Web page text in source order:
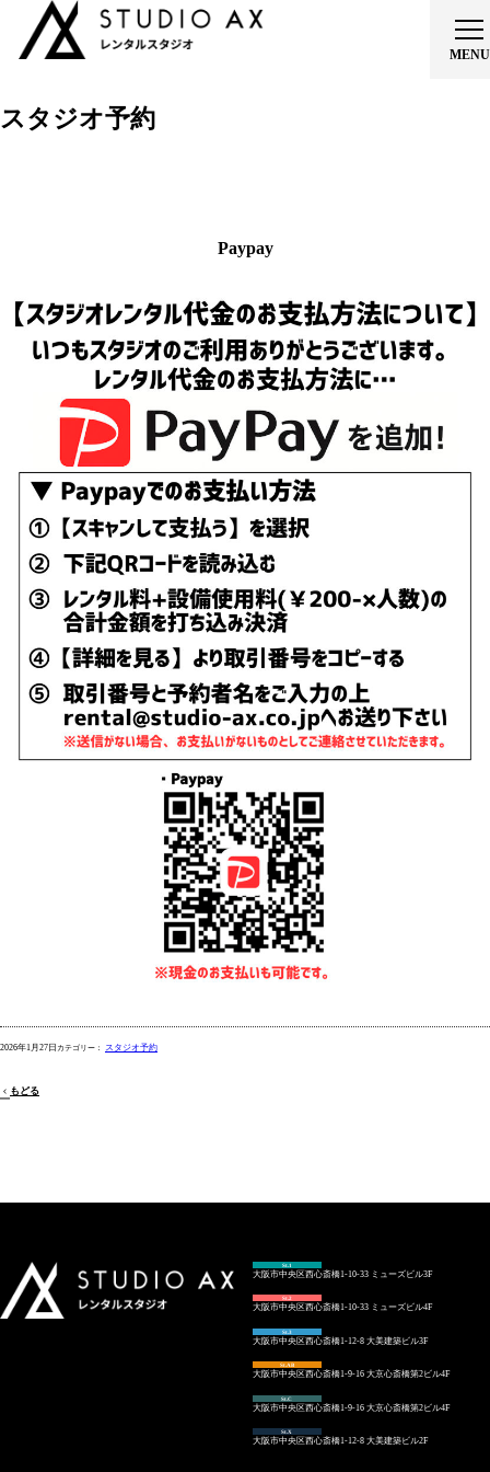
スタジオ予約
Paypay
2026年1月27日 スタジオ予約
もどる
レンタル空き状況・予約
ご利用事例
よくある質問
利用規約
プライバシーポリシー
St.1
大阪市中央区西心斎橋1-10-33 ミューズビル3F
St.2
大阪市中央区西心斎橋1-10-33 ミューズビル4F
St.3
大阪市中央区西心斎橋1-12-8 大美建築ビル3F
St.AB
大阪市中央区西心斎橋1-9-16 大京心斎橋第2ビル4F
St.C
大阪市中央区西心斎橋1-9-16 大京心斎橋第2ビル4F
St.X
大阪市中央区西心斎橋1-12-8 大美建築ビル2F